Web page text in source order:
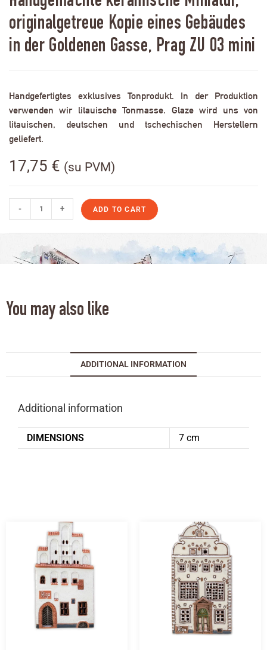
originalgetreue Kopie eines Gebäudes
in der Goldenen Gasse, Prag ZU 03 mini
Handgefertigtes exklusives Tonprodukt. In der Produktion
verwenden wir litauische Tonmasse. Glaze wird uns von
litauischen, deutschen und tschechischen Herstellern
geliefert.
17,75 € (su PVM)
- + ADD TO CART
You may also like
ADDITIONAL INFORMATION
Additional information
DIMENSIONS 7 cm